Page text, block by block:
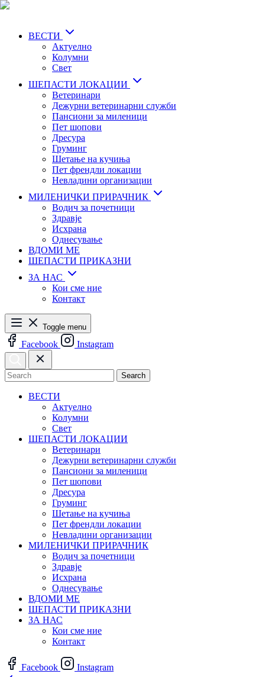
Skip
content
ВЕСТИ
Актуелно
Колумни
Свет
ШЕПАСТИ ЛОКАЦИИ
Ветеринари
Дежурни ветеринарни служби
Пансиони за миленици
Пет шопови
Дресура
Груминг
Шетање на кучиња
Пет френдли локации
Невладини организации
МИЛЕНИЧКИ ПРИРАЧНИК
Водич за почетници
Здравје
Исхрана
Однесување
ВДОМИ МЕ
ШЕПАСТИ ПРИКАЗНИ
ЗА НАС
Кои сме ние
Контакт
Toggle menu
Facebook Instagram
Search
ВЕСТИ
Актуелно
Колумни
Свет
ШЕПАСТИ ЛОКАЦИИ
Ветеринари
Дежурни ветеринарни служби
Пансиони за миленици
Пет шопови
Дресура
Груминг
Шетање на кучиња
Пет френдли локации
Невладини организации
МИЛЕНИЧКИ ПРИРАЧНИК
Водич за почетници
Здравје
Исхрана
Однесување
ВДОМИ МЕ
ШЕПАСТИ ПРИКАЗНИ
ЗА НАС
Кои сме ние
Контакт
Facebook
Instagram